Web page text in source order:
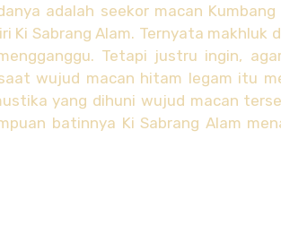
adalah seekor macan
Ki Sabrang Alam. Ternyata makhluk
Tetapi justru ingin,
wujud macan hitam legam itu
yang dihuni wujud macan
batinnya Ki Sabrang Alam